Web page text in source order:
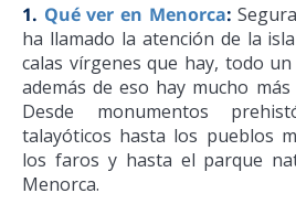
1. Qué ver en Menorca:
ha llamado la atención de la
calas vírgenes que hay, todo
además de eso hay mucho
Desde monumentos
talayóticos hasta los pueblos
los faros y hasta el parque
Menorca.